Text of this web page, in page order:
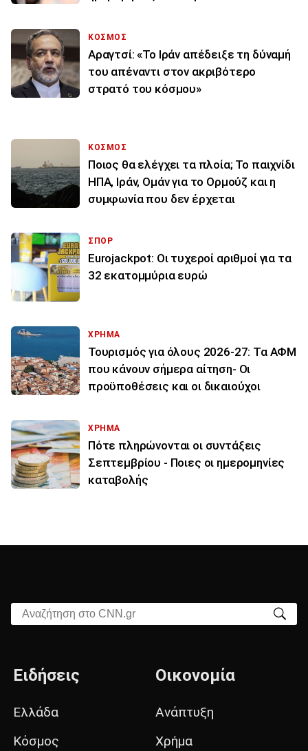
ΚΟΣΜΟΣ
Αραγτσί: «Το Ιράν απέδειξε τη δύναμή
του απέναντι στον ακριβότερο
στρατό του κόσμου»
ΚΟΣΜΟΣ
Ποιος θα ελέγχει τα πλοία; Το παιχνίδι
ΗΠΑ, Ιράν, Ομάν για το Ορμούζ και η
συμφωνία που δεν έρχεται
ΣΠΟΡ
Eurojackpot: Οι τυχεροί αριθμοί για τα
32 εκατoμμύρια ευρώ
ΧΡΗΜΑ
Τουρισμός για όλους 2026-27: Τα ΑΦΜ
που κάνουν σήμερα αίτηση- Οι
προϋποθέσεις και οι δικαιούχοι
ΧΡΗΜΑ
Πότε πληρώνονται οι συντάξεις
Σεπτεμβρίου - Ποιες οι ημερομηνίες
καταβολής
Αναζήτηση στο CNN.gr
Ειδήσεις
Ελλάδα
Κόσμος
Οικονομία
Ανάπτυξη
Χρήμα